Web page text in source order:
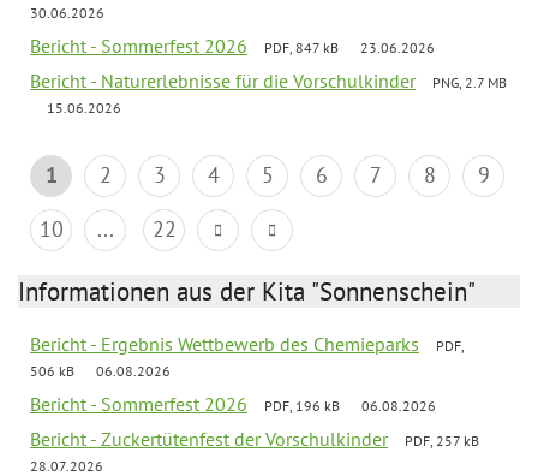
30.06.2026
Bericht - Sommerfest 2026 PDF, 847 kB 23.06.2026
Bericht - Naturerlebnisse für die Vorschulkinder
PNG, 2.7 MB
15.06.2026
1 2 3 4 5 6 7 8
9
10
... 22
Informationen aus der Kita "Sonnenschein"
Bericht - Ergebnis Wettbewerb des Chemieparks
PDF,
506 kB
06.08.2026
Bericht - Sommerfest 2026 PDF, 196 kB 06.08.2026
Bericht - Zuckertütenfest der Vorschulkinder
PDF, 257 kB
28.07.2026